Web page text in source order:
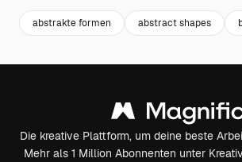
abstrakte formen abstract shapes
Die kreative Plattform, um deine beste
Mehr als 1 Million Abonnenten unter